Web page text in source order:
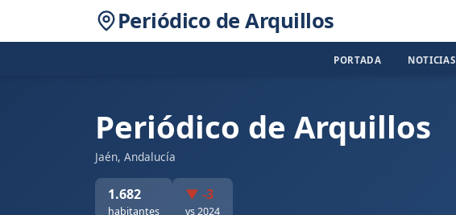
Periódico de Arquillos
PORTADA NOTICIAS
Periódico de Arquillos
Jaén, Andalucía
1.682
habitantes
▼ -3
vs 2024